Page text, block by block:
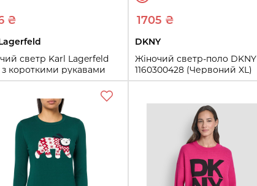
₴
светр Karl Lagerfeld
з короткими рукавами
(Чорний XL)
Купити
1705 ₴
DKNY
Жіночий светр-поло DKNY
1160300428 (Червоний XL)
Купити